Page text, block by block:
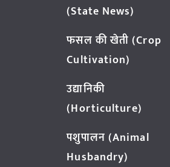
(State News)
फसल की खेती (Crop
Cultivation)
उद्यानिकी
(Horticulture)
पशुपालन (Animal
Husbandry)